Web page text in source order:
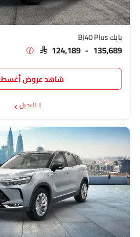
بايك BJ40 Plus
SAR 124,189 - 135,689
شاهد عروض
١ البديل